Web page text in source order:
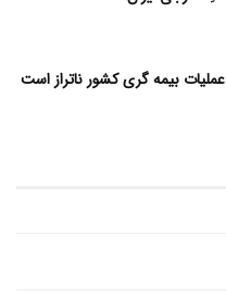
بیمه گری کشور ناتراز است